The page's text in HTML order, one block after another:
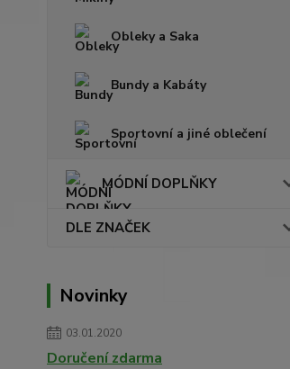
Obleky a Saka
Bundy a Kabáty
Sportovní a jiné oblečení
MÓDNÍ DOPLŇKY
DLE ZNAČEK
Novinky
03.01.2020
Doručení zdarma